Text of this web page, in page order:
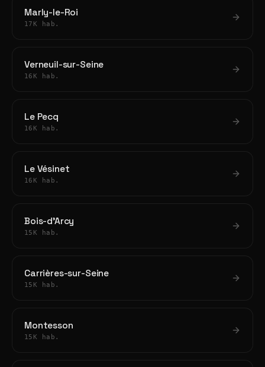
Marly-le-Roi
17K hab.
Verneuil-sur-Seine
16K hab.
Le Pecq
16K hab.
Le Vésinet
16K hab.
Bois-d'Arcy
15K hab.
Carrières-sur-Seine
15K hab.
Montesson
15K hab.